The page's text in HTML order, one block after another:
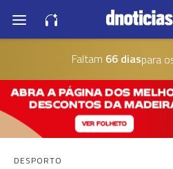
Faltam 66 diaspara
DESPORTO